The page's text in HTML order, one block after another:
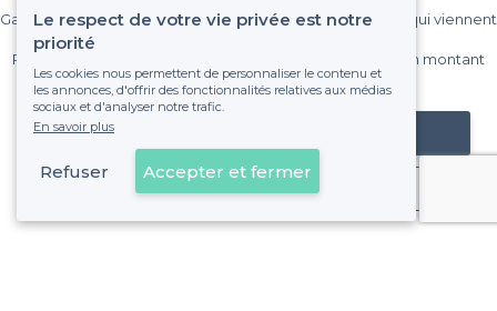
Gagnez de nombreux clients parmi le million de visiteurs qui viennent
Pas de commissions et sans engagement, vous payez un montant
fixe sans risque de voir déraper la facture.
Référencer mon établissement
Déjà client
Le respect de votre vie privée est notre
priorité
Les cookies nous permettent de personnaliser le contenu et
les annonces, d'offrir des fonctionnalités relatives aux médias
sociaux et d'analyser notre trafic.
En savoir plus
Refuser Accepter et fermer